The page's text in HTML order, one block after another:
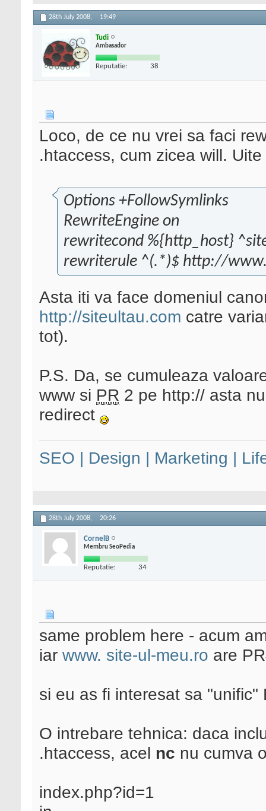
28th July 2008, 19:49
Tudi
Ambasador
Reputatie: 38
Loco, de ce nu vrei sa faci
.htaccess, cum zicea will.
Options +FollowSymlinks
RewriteEngine on
rewritecond %{http_host}
rewriterule ^(.*)$ http://
Asta iti va face domeniul
http://siteultau.com catre
tot).
P.S. Da, se cumuleaza
www si PR 2 pe http:// asta
redirect
SEO | Design | Marketing |
28th July 2008, 20:26
CornelB
Membru SeoPedia
Reputatie: 34
same problem here - acum
iar www. site-ul-meu.ro are
si eu as fi interesat sa "unific"
O intrebare tehnica: daca
.htaccess, acel nc nu cumva
index.php?id=1